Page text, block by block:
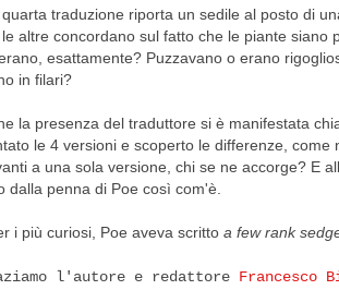
quarta traduzione riporta un sedile al posto di
altre concordano sul fatto che le piante siano
esattamente? Puzzavano o erano
in filari?
la presenza del traduttore si è manifestata
le 4 versioni e scoperto le differenze, come
a una sola versione, chi se ne accorge? E
dalla penna di Poe così com'è.
i più curiosi, Poe aveva scritto a few rank
l'autore e redattore Francesco